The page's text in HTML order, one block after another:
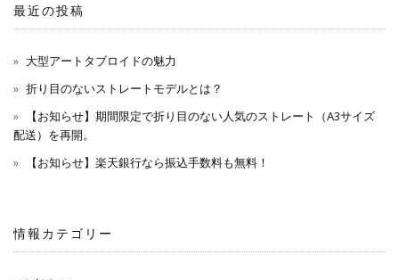
最近の投稿
大型アートタブロイドの魅力
折り目のないストレートモデルとは？
【お知らせ】期間限定で折り目のない人気のストレート（A3サイズ
配送）を再開。
【お知らせ】楽天銀行なら振込手数料も無料！
情報カテゴリー